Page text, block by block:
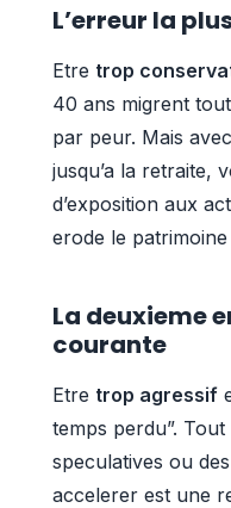
L’erreur la
Etre trop
40 ans migrent
par peur. Mais
jusqu’a la retraite,
d’exposition aux
erode le
La deuxieme
courante
Etre trop agressif
temps perdu”.
speculatives ou
accelerer est une